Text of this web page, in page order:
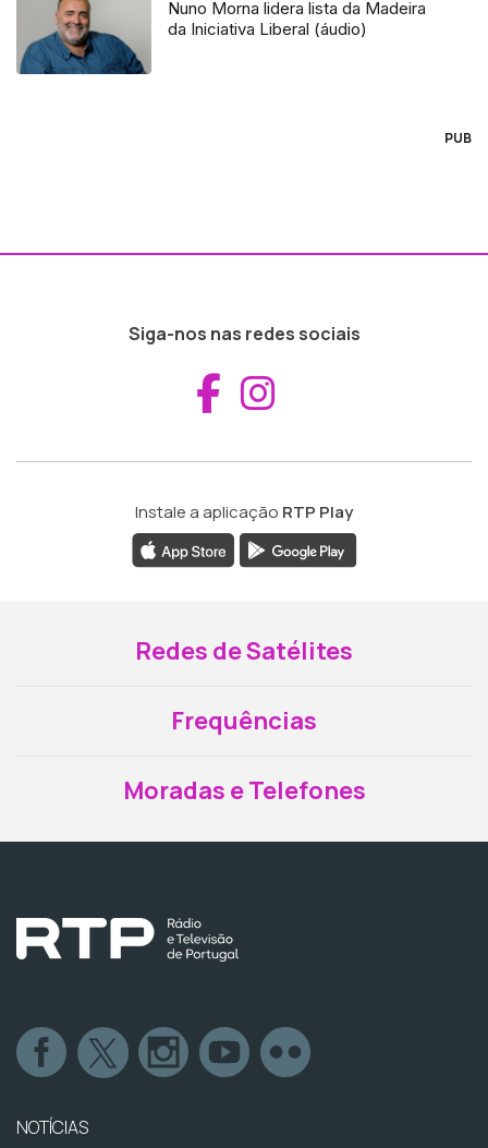
Nuno Morna lidera lista da Madeira
da Iniciativa Liberal (áudio)
PUB
Siga-nos nas redes sociais
Aceder ao
Instale a aplicação RTP Play
Redes de Satélites
Frequências
Moradas e Telefones
NOTÍCIAS